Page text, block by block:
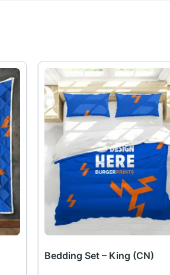
Bedding Set – King (CN)